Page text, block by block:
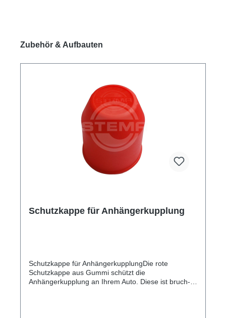
Produktgalerie überspringen
Zubehör & Aufbauten
Schutzkappe für Anhängerkupplung
Schutzkappe für AnhängerkupplungDie rote
Schutzkappe aus Gummi schützt die
Anhängerkupplung an Ihrem Auto. Diese ist bruch-